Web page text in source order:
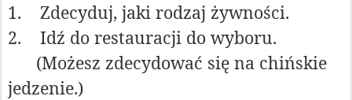
1.
Zdecyduj, jaki rodzaj żywności.
2.
Idź do restauracji do wyboru.
(Możesz zdecydować się na chińskie
jedzenie.)